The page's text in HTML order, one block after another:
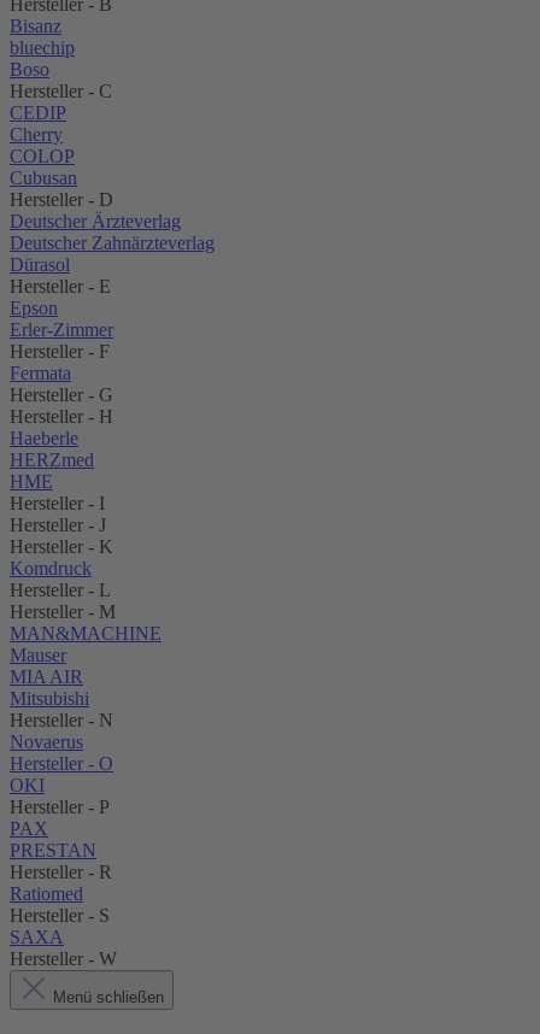
Hersteller - B
Bisanz
bluechip
Boso
Hersteller - C
CEDIP
Cherry
COLOP
Cubusan
Hersteller - D
Deutscher Ärzteverlag
Deutscher Zahnärzteverlag
Dürasol
Hersteller - E
Epson
Erler-Zimmer
Hersteller - F
Fermata
Hersteller - G
Hersteller - H
Haeberle
HERZmed
HME
Hersteller - I
Hersteller - J
Hersteller - K
Komdruck
Hersteller - L
Hersteller - M
MAN&MACHINE
Mauser
MIA AIR
Mitsubishi
Hersteller - N
Novaerus
Hersteller - O
OKI
Hersteller - P
PAX
PRESTAN
Hersteller - R
Ratiomed
Hersteller - S
SAXA
Hersteller - W
Menü schließen